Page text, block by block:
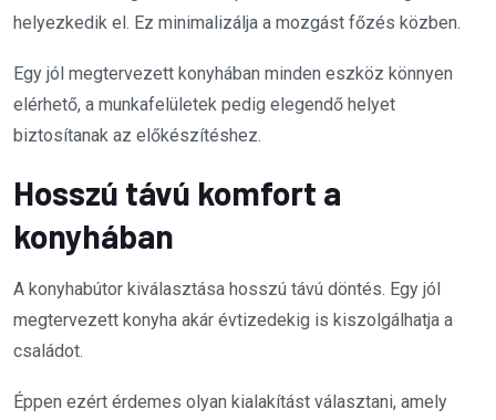
helyezkedik el. Ez minimalizálja a mozgást főzés közben.
Egy jól megtervezett konyhában minden eszköz könnyen
elérhető, a munkafelületek pedig elegendő helyet
biztosítanak az előkészítéshez.
Hosszú távú komfort a
konyhában
A konyhabútor kiválasztása hosszú távú döntés. Egy jól
megtervezett konyha akár évtizedekig is kiszolgálhatja a
családot.
Éppen ezért érdemes olyan kialakítást választani, amely